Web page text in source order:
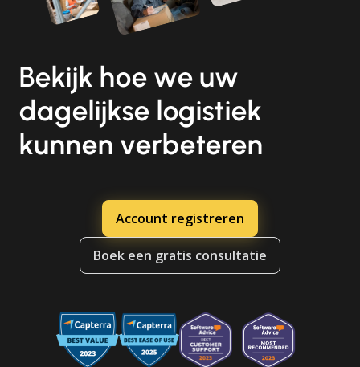
Bekijk hoe we uw
dagelijkse logistiek
kunnen verbeteren
Account registreren
Boek een gratis consultatie